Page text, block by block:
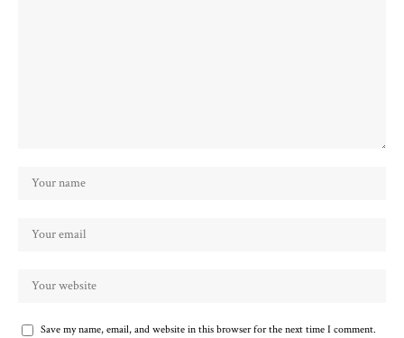
Save my name, email, and website in this browser for the next time I comment.